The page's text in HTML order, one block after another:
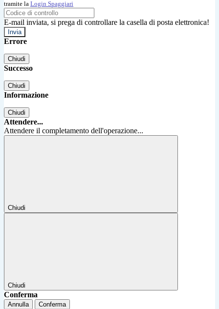
tramite la Login Spaggiari
E-mail inviata, si prega di controllare la casella di posta elettronica!
Errore
Chiudi
Successo
Chiudi
Informazione
Chiudi
Attendere...
Attendere il completamento dell'operazione...
Chiudi
Chiudi
Conferma
Annulla Conferma